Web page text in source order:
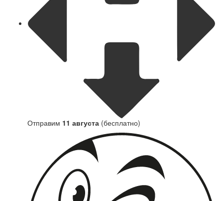
Отправим 11 августа (бесплатно)